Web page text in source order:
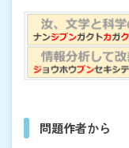
問題作者から